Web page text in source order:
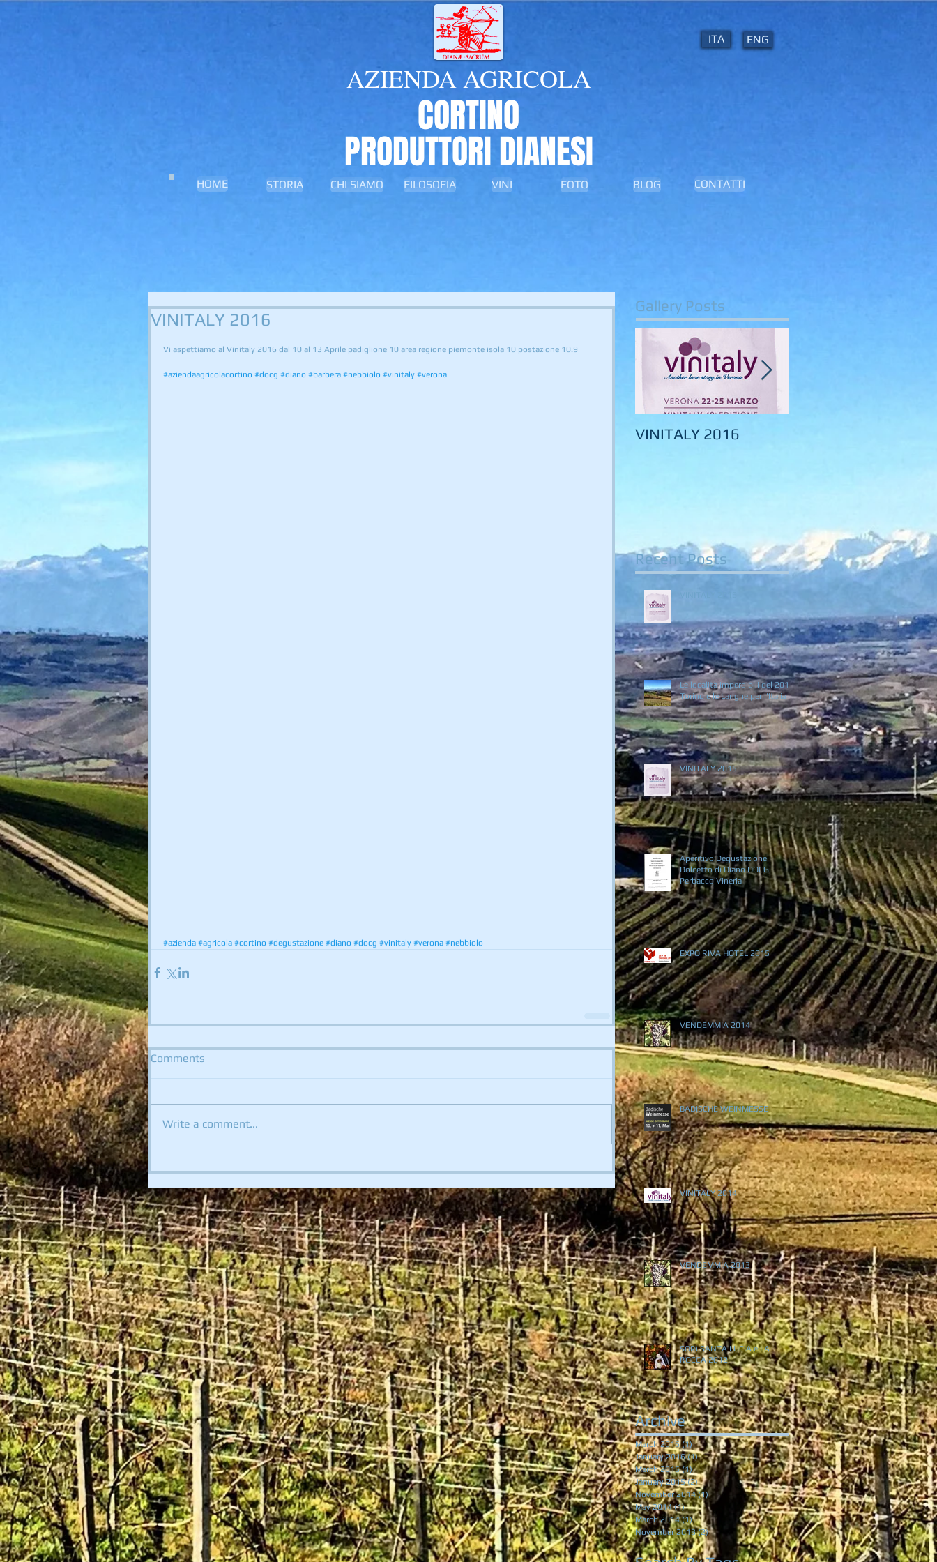
AZIENDA AGRICOLA
CORTINO
PRODUTTORI DIANESI
ITA ENG
HOME STORIA CHI SIAMO FILOSOFIA VINI FOTO BLOG CONTATTI
VINITALY 2016
Vi aspettiamo al Vinitaly 2016 dal 10 al 13 Aprile padiglione 10 area regione piemonte isola 10 postazione 10.9
#aziendaagricolacortino #docg #diano #barbera #nebbiolo #vinitaly #verona
#azienda #agricola #cortino #degustazione #diano #docg #vinitaly #verona #nebbiolo
Comments
Write a comment...
Gallery Posts
VINITALY 2016
Recent Posts
Le località imperdibili del 2016:
Torino e le Langhe per l'Italia
VINITALY 2015
Aperitivo Degustazione
Dolcetto di Diano DOCG
Perbacco Vineria
EXPO RIVA HOTEL 2015
VENDEMMIA 2014
BADISCHE WEINMESSE
VINITALY 2014
VENDEMMIA 2013
SORì SANTA LUCIA e LA
ROCCA 2012
Archive
March 2016 (1)1 post
January 2016 (1)1 post
March 2015 (1)1 post
January 2015 (2)2 posts
November 2014 (1)1 post
May 2014 (1)1 post
March 2014 (1)1 post
November 2013 (2)2 posts